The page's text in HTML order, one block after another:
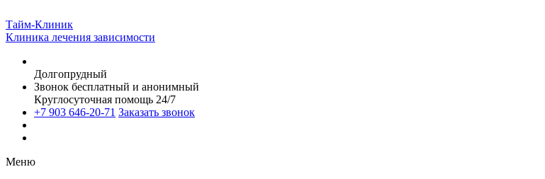
Тайм-Клиник
Клиника лечения зависимости
Долгопрудный
Звонок бесплатный и анонимный
Круглосуточная помощь 24/7
+7 903 646-20-71 Заказать звонок
Меню